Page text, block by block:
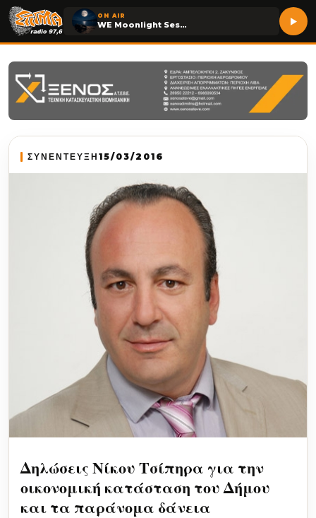
ON AIR
WE Moonlight Session
ΣΥΝΕΝΤΕΥΞΗ 15/03/2016
Δηλώσεις Νίκου Τσίπηρα για την
οικονομική κατάσταση του Δήμου
και τα παράνομα δάνεια